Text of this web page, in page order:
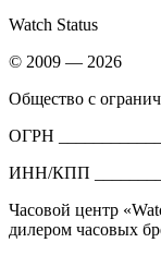
Watch Status
© 2009 — 2026
Общество с
ОГРН
ИНН/КПП
Часовой центр
дилером часовых